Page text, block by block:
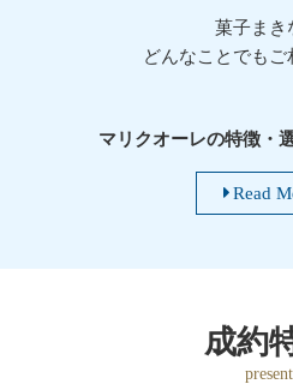
菓子まき
どんなことでもご
マリクオーレの特徴・
Read
成約
present